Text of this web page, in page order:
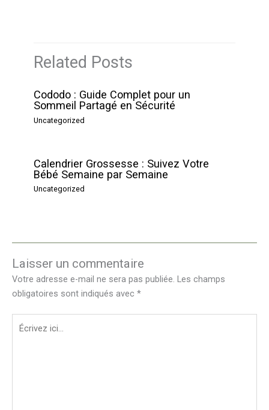
Related Posts
Cododo : Guide Complet pour un
Sommeil Partagé en Sécurité
Uncategorized
Calendrier Grossesse : Suivez Votre
Bébé Semaine par Semaine
Uncategorized
Laisser un commentaire
Votre adresse e-mail ne sera pas publiée. Les champs
obligatoires sont indiqués avec *
Écrivez
ici…